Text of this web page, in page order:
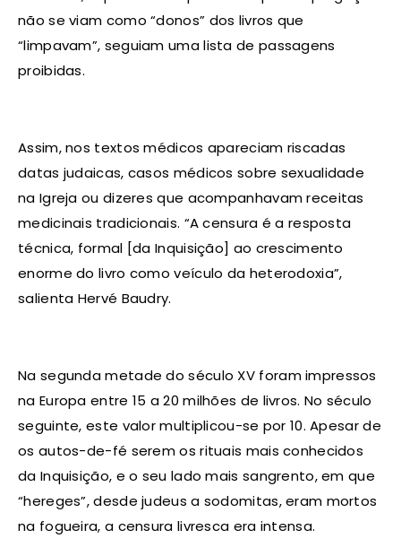
não se viam como “donos” dos livros que
“limpavam”, seguiam uma lista de passagens
proibidas.
Assim, nos textos médicos apareciam riscadas
datas judaicas, casos médicos sobre sexualidade
na Igreja ou dizeres que acompanhavam receitas
medicinais tradicionais. “A censura é a resposta
técnica, formal [da Inquisição] ao crescimento
enorme do livro como veículo da heterodoxia”,
salienta Hervé Baudry.
Na segunda metade do século XV foram impressos
na Europa entre 15 a 20 milhões de livros. No século
seguinte, este valor multiplicou-se por 10. Apesar de
os autos-de-fé serem os rituais mais conhecidos
da Inquisição, e o seu lado mais sangrento, em que
“hereges”, desde judeus a sodomitas, eram mortos
na fogueira, a censura livresca era intensa.